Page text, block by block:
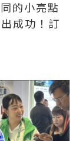
的小亮點
成功！訂